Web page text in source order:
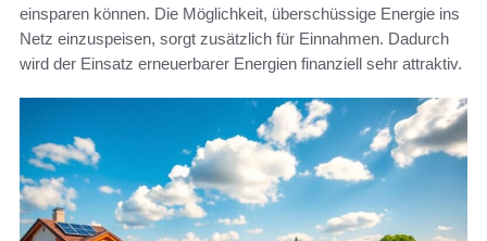
einsparen können. Die Möglichkeit, überschüssige Energie ins
Netz einzuspeisen, sorgt zusätzlich für Einnahmen. Dadurch
wird der Einsatz erneuerbarer Energien finanziell sehr attraktiv.